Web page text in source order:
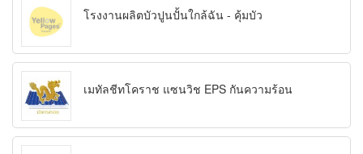
โรงงานผลิตบัวปูนปั้นใกล้ฉัน - คุ้มบัว
เมทัลชีทโคราช แซนวิช EPS กันความร้อน